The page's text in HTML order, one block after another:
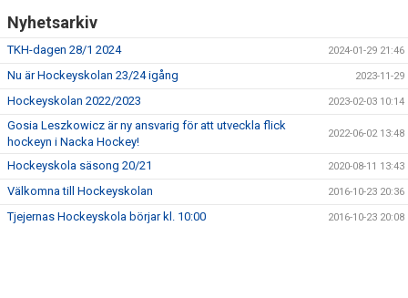
Nyhetsarkiv
TKH-dagen 28/1 2024 2024-01-29 21:46
Nu är Hockeyskolan 23/24 igång 2023-11-29
Hockeyskolan 2022/2023 2023-02-03 10:14
Gosia Leszkowicz är ny ansvarig för att utveckla flick
hockeyn i Nacka Hockey!
2022-06-02 13:48
Hockeyskola säsong 20/21 2020-08-11 13:43
Välkomna till Hockeyskolan 2016-10-23 20:36
Tjejernas Hockeyskola börjar kl. 10:00 2016-10-23 20:08